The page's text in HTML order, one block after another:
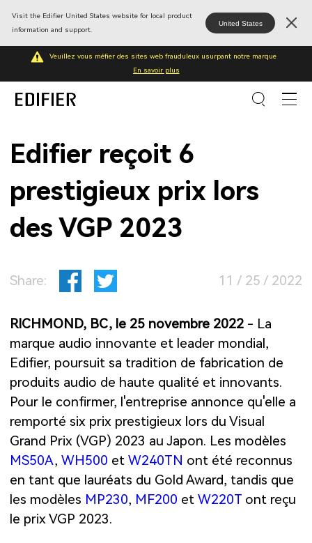
Visit the Edifier United States website for local product
information and support.
United States
Veuillez vous méfier des sites web frauduleux usurpant notre marque
En savoir plus
Edifier reçoit 6
prestigieux prix lors
des VGP 2023
Share: 11 / 25 / 2022
RICHMOND, BC, le 25 novembre 2022 - La
marque audio innovante et leader mondial,
Edifier, poursuit sa tradition de fabrication de
produits audio de haute qualité et innovants.
Pour le confirmer, l'entreprise annonce qu'elle a
remporté six prix prestigieux lors du Visual
Grand Prix (VGP) 2023 au Japon. Les modèles
MS50A,WH500 etW240TN ont été reconnus
en tant que lauréats du Gold Award, tandis que
les modèles MP230, MF200 etW220T ont reçu
le prix VGP 2023.